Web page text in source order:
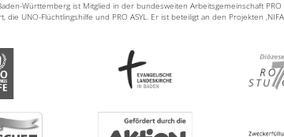
Württemberg ist Mitglied in der bundesweiten Arbeitsgemeinschaft
die UNO-Flüchtlingshilfe und PRO ASYL. Er ist beteiligt an den Projekten